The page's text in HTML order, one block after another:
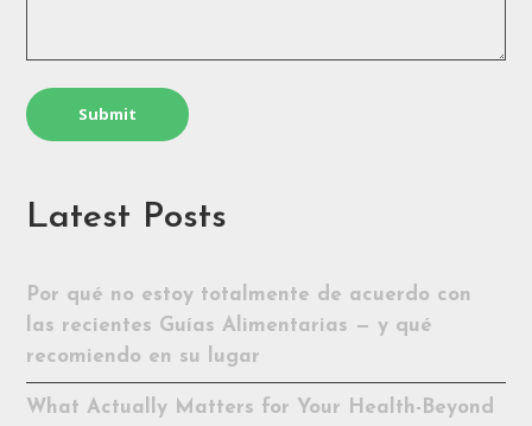
Latest Posts
Por qué no estoy totalmente de acuerdo con
las recientes Guías Alimentarias — y qué
recomiendo en su lugar
What Actually Matters for Your Health-Beyond